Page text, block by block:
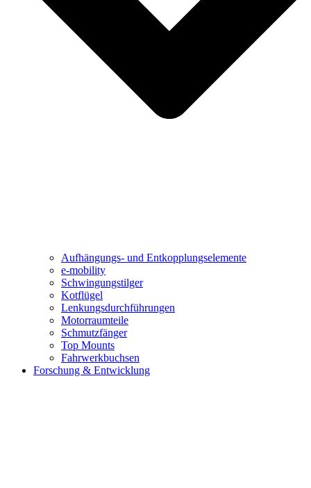
Aufhängungs- und Entkopplungselemente
e-mobility
Schwingungstilger
Kotflügel
Lenkungsdurchführungen
Motorraumteile
Schmutzfänger
Top Mounts
Fahrwerkbuchsen
Forschung & Entwicklung